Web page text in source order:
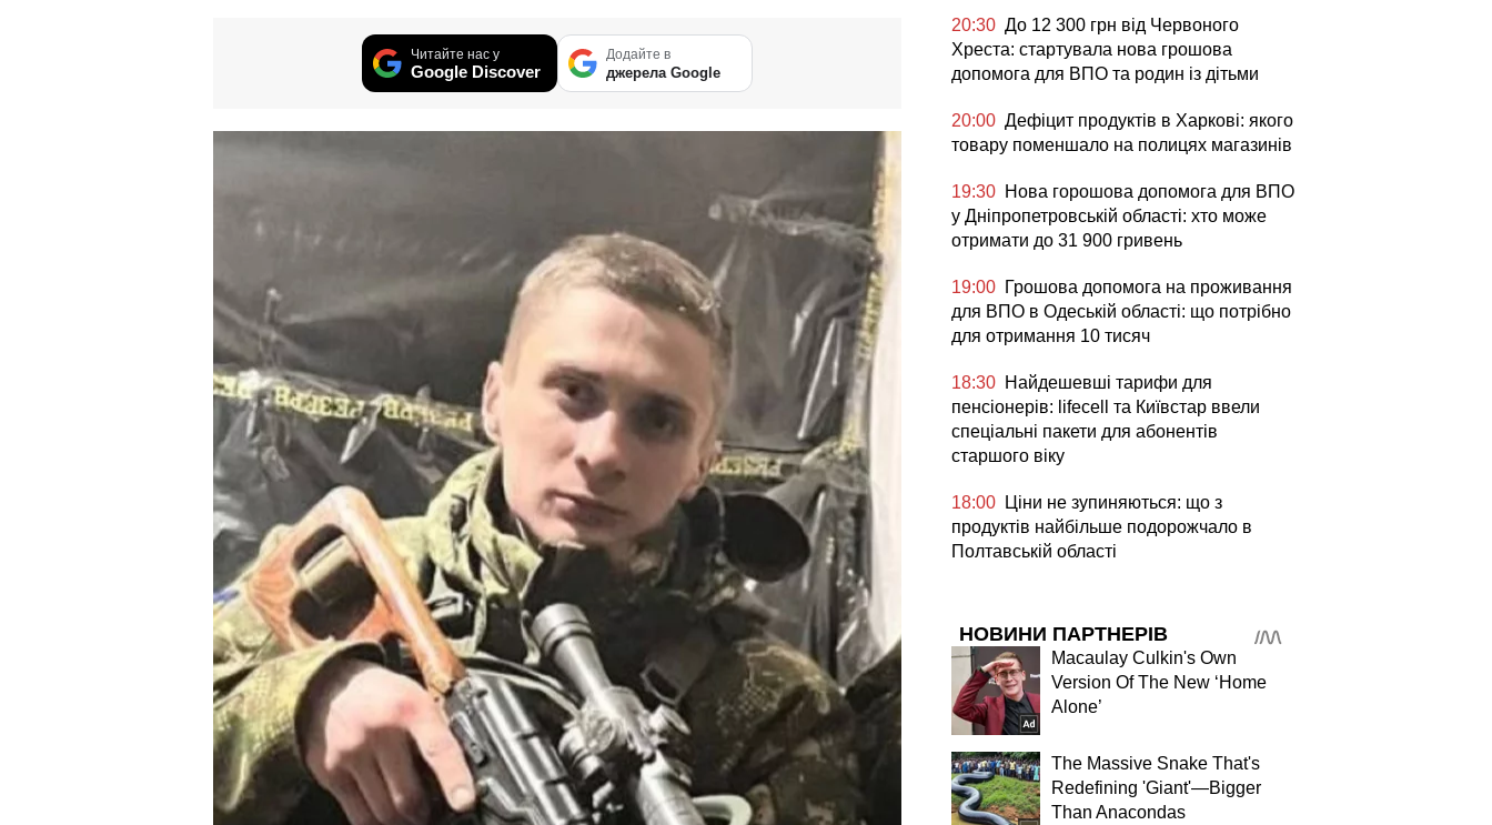
Читайте нас у
Google Discover
Додайте в
джерела Google
20:30 До 12 300 грн від Червоного
Хреста: стартувала нова грошова
допомога для ВПО та родин із дітьми
20:00 Дефіцит продуктів в Харкові: якого
товару поменшало на полицях магазинів
19:30 Нова горошова допомога для ВПО
у Дніпропетровській області: хто може
отримати до 31 900 гривень
19:00 Грошова допомога на проживання
для ВПО в Одеській області: що потрібно
для отримання 10 тисяч
18:30 Найдешевші тарифи для
пенсіонерів: lifecell та Київстар ввели
спеціальні пакети для абонентів
старшого віку
18:00
Ціни не зупиняються: що з
продуктів найбільше подорожчало в
Полтавській області
НОВИНИ ПАРТНЕРІВ
Macaulay Culkin's Own
Version Of The New ‘Home
Alone’
The Massive Snake That's
Redefining 'Giant'—Bigger
Than Anacondas